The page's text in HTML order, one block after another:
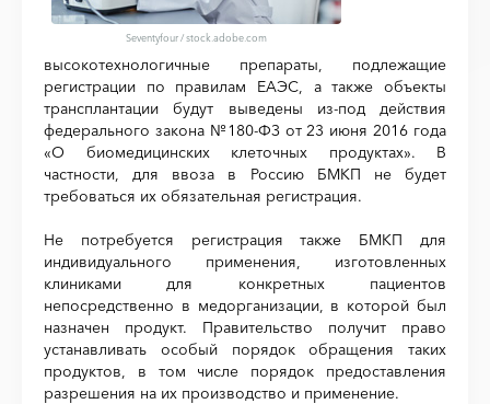
Seventyfour / stock.adobe.com
высокотехнологичные препараты, подлежащие
регистрации по правилам ЕАЭС, а также объекты
трансплантации будут выведены из-под действия
федерального закона №180-ФЗ от 23 июня 2016 года
«О биомедицинских клеточных продуктах». В
частности, для ввоза в Россию БМКП не будет
требоваться их обязательная регистрация.
Не потребуется регистрация также БМКП для
индивидуального применения, изготовленных
клиниками для конкретных пациентов
непосредственно в медорганизации, в которой был
назначен продукт. Правительство получит право
устанавливать особый порядок обращения таких
продуктов, в том числе порядок предоставления
разрешения на их производство и применение.